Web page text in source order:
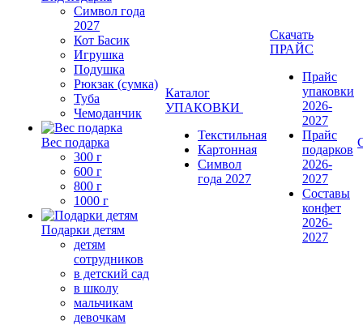
Символ года
2027
Кот Басик
Игрушка
Подушка
Рюкзак (сумка)
Туба
Чемоданчик
Вес подарка
300 г
600 г
800 г
1000 г
Подарки детям
детям
сотрудников
в детский сад
в школу
мальчикам
девочкам
Каталог
УПАКОВКИ
Текстильная
Картонная
Символ
года 2027
Скачать
ПРАЙС
Прайс
упаковки
2026-
2027
Прайс
подарков
2026-
2027
Составы
конфет
2026-
2027